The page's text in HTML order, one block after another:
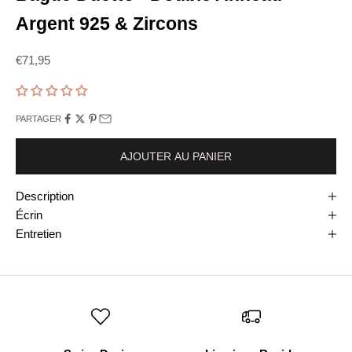
Argent 925 & Zircons
Prix de vente
€71,95
PARTAGER
AJOUTER AU PANIER
Description
Écrin
Entretien